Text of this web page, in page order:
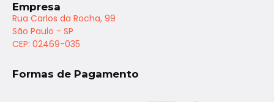
Empresa
Rua Carlos da Rocha, 99
São Paulo - SP
CEP: 02469-035
Formas de Pagamento